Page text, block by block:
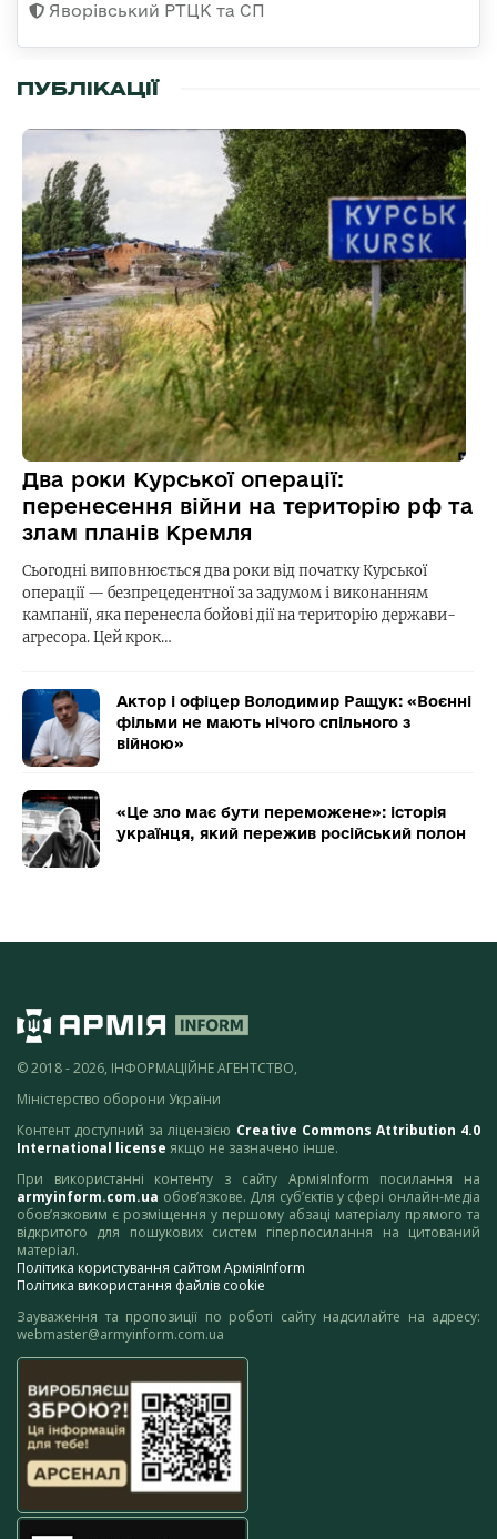
Яворівський РТЦК та СП
ПУБЛІКАЦІЇ
Два роки Курської операції:
перенесення війни на територію рф та
злам планів Кремля
Сьогодні виповнюється два роки від початку Курської
операції — безпрецедентної за задумом і виконанням
кампанії, яка перенесла бойові дії на територію держави-
агресора. Цей крок…
Актор і офіцер Володимир Ращук: «Воєнні
фільми не мають нічого спільного з
війною»
«Це зло має бути переможене»: історія
українця, який пережив російський полон
© 2018 - 2026, ІНФОРМАЦІЙНЕ АГЕНТСТВО,
Міністерство оборони України
Контент доступний за ліцензією Creative Commons Attribution 4.0
International license якщо не зазначено інше.
При використанні контенту з сайту АрміяInform посилання на
armyinform.com.ua обов’язкове. Для суб’єктів у сфері онлайн-медіа
обов’язковим є розміщення у першому абзаці матеріалу прямого та
відкритого для пошукових систем гіперпосилання на цитований
матеріал.
Політика користування сайтом АрміяInform
Політика використання файлів cookie
Зауваження та пропозиції по роботі сайту надсилайте на адресу:
webmaster@armyinform.com.ua